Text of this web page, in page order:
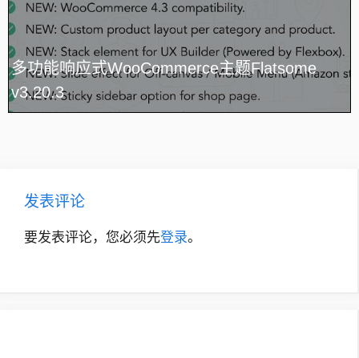
多功能响应式WooCommerce主题Flatsome
v3.20.3
发表评论
要发表评论，您必须先登录。